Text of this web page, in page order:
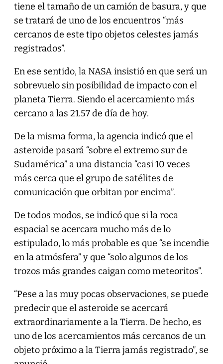
tiene el tamaño de un camión de basura, y que
se tratará de uno de los encuentros “más
cercanos de este tipo objetos celestes jamás
registrados”.
En ese sentido, la NASA insistió en que será un
sobrevuelo sin posibilidad de impacto con el
planeta Tierra. Siendo el acercamiento más
cercano a las 21.57 de día de hoy.
De la misma forma, la agencia indicó que el
asteroide pasará “sobre el extremo sur de
Sudamérica” a una distancia “casi 10 veces
más cerca que el grupo de satélites de
comunicación que orbitan por encima”.
De todos modos, se indicó que si la roca
espacial se acercara mucho más de lo
estipulado, lo más probable es que “se incendie
en la atmósfera” y que “solo algunos de los
trozos más grandes caigan como meteoritos”.
“Pese a las muy pocas observaciones, se puede
predecir que el asteroide se acercará
extraordinariamente a la Tierra. De hecho, es
uno de los acercamientos más cercanos de un
objeto próximo a la Tierra jamás registrado”, se